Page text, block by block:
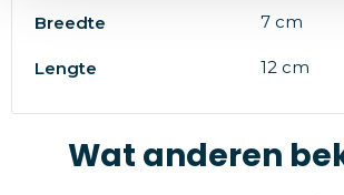
Breedte 7 cm
Lengte 12 cm
Wat anderen